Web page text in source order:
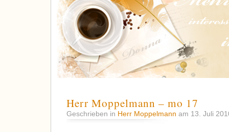
Herr Moppelmann – mo 17
Geschrieben in Herr Moppelmann am 13. Juli